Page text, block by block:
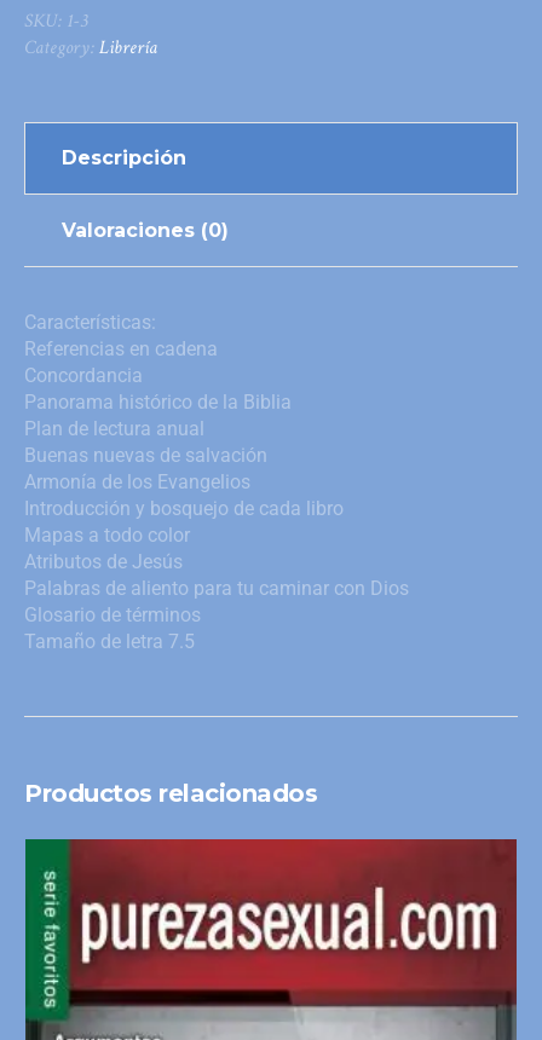
SKU: 1-3
Category:Librería
Descripción
Valoraciones (0)
Características:
Referencias en cadena
Concordancia
Panorama histórico de la Biblia
Plan de lectura anual
Buenas nuevas de salvación
Armonía de los Evangelios
Introducción y bosquejo de cada libro
Mapas a todo color
Atributos de Jesús
Palabras de aliento para tu caminar con Dios
Glosario de términos
Tamaño de letra 7.5
Productos relacionados